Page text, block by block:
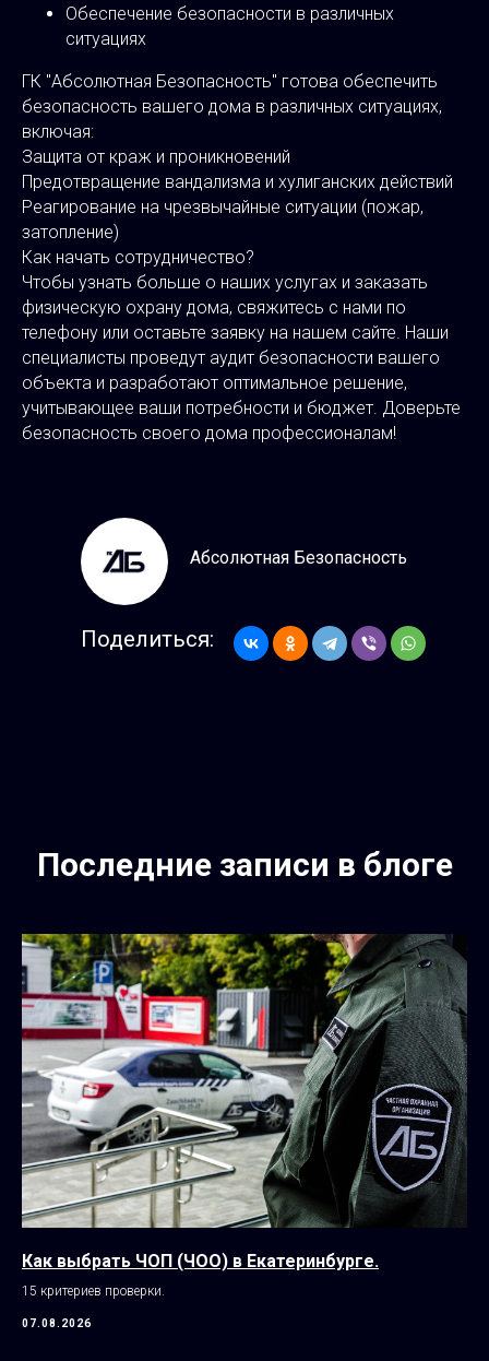
Обеспечение безопасности в различных
ситуациях
ГК "Абсолютная Безопасность" готова обеспечить
безопасность вашего дома в различных ситуациях,
включая:
Защита от краж и проникновений
Предотвращение вандализма и хулиганских действий
Реагирование на чрезвычайные ситуации (пожар,
затопление)
Как начать сотрудничество?
Чтобы узнать больше о наших услугах и заказать
физическую охрану дома, свяжитесь с нами по
телефону или оставьте заявку на нашем сайте. Наши
специалисты проведут аудит безопасности вашего
объекта и разработают оптимальное решение,
учитывающее ваши потребности и бюджет. Доверьте
безопасность своего дома профессионалам!
Абсолютная Безопасность
Поделиться:
Последние записи в блоге
Как выбрать ЧОП (ЧОО) в Екатеринбурге.
15 критериев проверки.
07.08.2026